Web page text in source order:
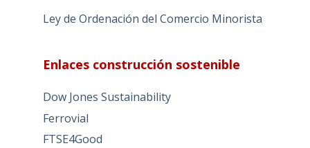
Ley de Ordenación del Comercio Minorista
Enlaces construcción sostenible
Dow Jones Sustainability
Ferrovial
FTSE4Good